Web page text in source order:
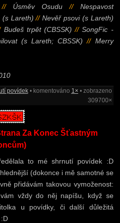
//Úsměv Osudu//Nespavost
(s Lareth)//Nevěř psovi (s Lareth)
Budeš trpět (CBSSK)//SongFic -
(s Lareth; CBSSK)//Merry
povídek• komentováno 1× • zobrazeno
309700×
Za Konec Šťastným
to mé shrnutí povídek :D
(dokonce i mě samotné se
přidávám takovou vymoženost:
vždy do něj napíšu, když se
u povídky, či další důležitá